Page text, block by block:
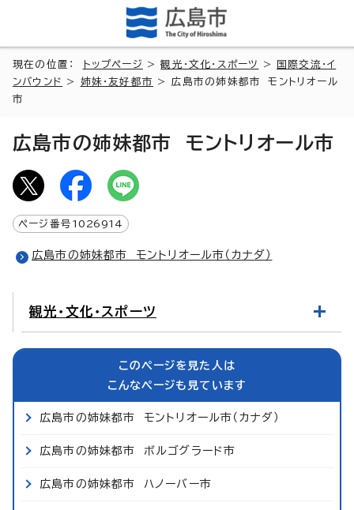
現在の位置： トップページ >観光・文化・スポーツ >
国際交流・イ
ンバウンド
> 姉妹・友好都市
> 広島市の姉妹都市 モントリオール
市
広島市の姉妹都市 モントリオール市
ページ番号 1026914
広島市の姉妹都市 モントリオール市（カナダ）
観光・文化・スポーツ
このページを見た人は
こんなページも見ています
広島市の姉妹都市 モントリオール市（カナダ）
広島市の姉妹都市 ボルゴグラード市
広島市の姉妹都市 ハノーバー市